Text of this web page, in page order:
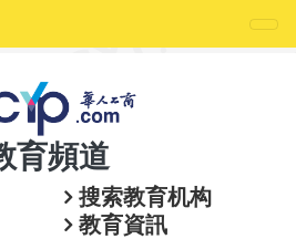
育頻道
搜索教育机构
教育資訊